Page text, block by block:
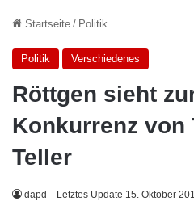
Startseite / Politik
Politik Verschiedenes
Röttgen sieht
Konkurrenz von
Teller
dapd Letztes Update 15. Oktober